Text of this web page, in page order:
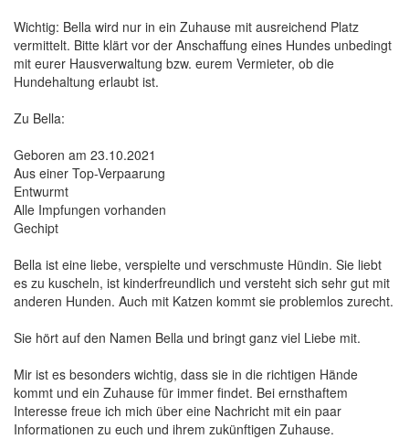
Wichtig: Bella wird nur in ein Zuhause mit ausreichend Platz
vermittelt. Bitte klärt vor der Anschaffung eines Hundes unbedingt
mit eurer Hausverwaltung bzw. eurem Vermieter, ob die
Hundehaltung erlaubt ist.
Zu Bella:
Geboren am 23.10.2021
Aus einer Top-Verpaarung
Entwurmt
Alle Impfungen vorhanden
Gechipt
Bella ist eine liebe, verspielte und verschmuste Hündin. Sie liebt
es zu kuscheln, ist kinderfreundlich und versteht sich sehr gut mit
anderen Hunden. Auch mit Katzen kommt sie problemlos zurecht.
Sie hört auf den Namen Bella und bringt ganz viel Liebe mit.
Mir ist es besonders wichtig, dass sie in die richtigen Hände
kommt und ein Zuhause für immer findet. Bei ernsthaftem
Interesse freue ich mich über eine Nachricht mit ein paar
Informationen zu euch und ihrem zukünftigen Zuhause.